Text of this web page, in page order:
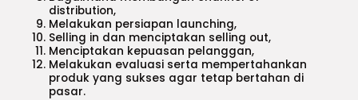
distribution,
Melakukan persiapan launching,
Selling in dan menciptakan selling out,
Menciptakan kepuasan pelanggan,
Melakukan evaluasi serta mempertahankan
produk yang sukses agar tetap bertahan di
pasar.